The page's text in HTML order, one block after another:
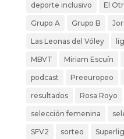
deporte inclusivo El
Grupo A Grupo B
Las Leonas del Vóley
MBVT Miriam Escuín
podcast Preeuropeo
resultados Rosa Royo
selección femenina
SFV2 sorteo